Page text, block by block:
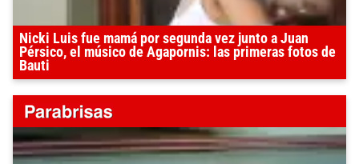
Nicki Luis fue mamá por segunda vez junto a Juan
Pérsico, el músico de Agapornis: las primeras fotos de
Bauti